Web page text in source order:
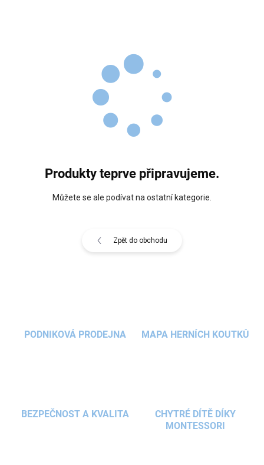
Produkty teprve připravujeme.
Můžete se ale podívat na ostatní kategorie.
Zpět do obchodu
PODNIKOVÁ PRODEJNA MAPA HERNÍCH KOUTKŮ
BEZPEČNOST A KVALITA
CHYTRÉ DÍTĚ DÍKY
MONTESSORI